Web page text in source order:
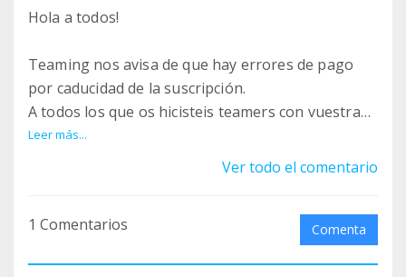
Hola a todos!
Teaming nos avisa de que hay errores de pago
por caducidad de la suscripción.
A todos los que os hicisteis teamers con vuestra
tarjeta bancaria en la forma de pago, tenéis que
renovar la suscripción a los doce meses, pues
Leer más...
Ver todo el comentario
1 Comentarios Comenta